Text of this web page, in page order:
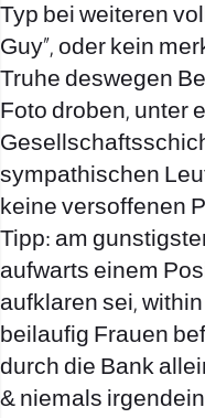
Typ bei weiteren
Guy“, oder kein
Truhe deswegen
Foto droben, unter
sympathischen
keine versoffenen
Tipp: am
aufwarts einem
aufklaren sei,
beilaufig Frauen
durch die Bank
& niemals